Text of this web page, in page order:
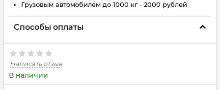
Грузовым автомобилем до 1000 кг - 2000 рублей
Способы оплаты
Написать отзыв
В наличии